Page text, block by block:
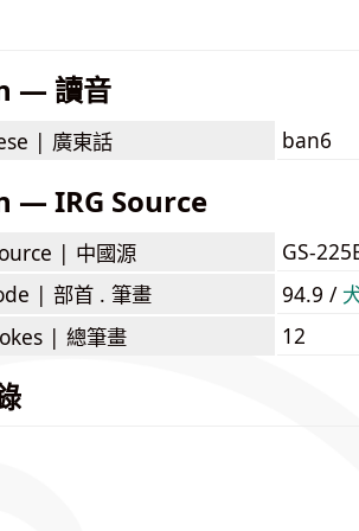
— 讀音
| 廣東話 ban6
— IRG Source
| 中國源
GS-
| 部首 . 筆畫 94.9 /
| 總筆畫 12